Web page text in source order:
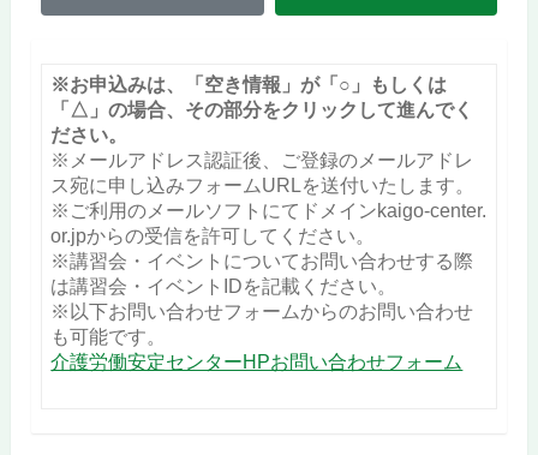
※お申込みは、「空き情報」が「○」もしくは
「△」の場合、その部分をクリックして進んでく
ださい。
※メールアドレス認証後、ご登録のメールアドレ
ス宛に申し込みフォームURLを送付いたします。
※ご利用のメールソフトにてドメインkaigo-center.
or.jpからの受信を許可してください。
※講習会・イベントについてお問い合わせする際
は講習会・イベントIDを記載ください。
※以下お問い合わせフォームからのお問い合わせ
も可能です。
介護労働安定センターHPお問い合わせフォーム